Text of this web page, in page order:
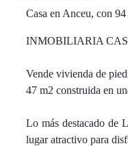
Casa en Anceu, con
INMOBILIARIA
Vende vivienda de
47 m2 construida en
Lo más destacado de
lugar atractivo para